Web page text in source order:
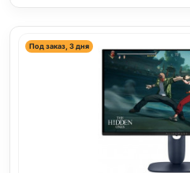
Под заказ, 3 дня